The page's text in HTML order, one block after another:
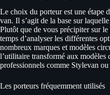
Le choix du porteur est une étape
van. Il s’agit de la base sur
Plutôt que de vous précipiter sur
temps d’analyser les différentes
nombreux marques et modèles
l’utilitaire transformé aux modèles
professionnels comme Stylevan
Les porteurs fréquemment utilisés